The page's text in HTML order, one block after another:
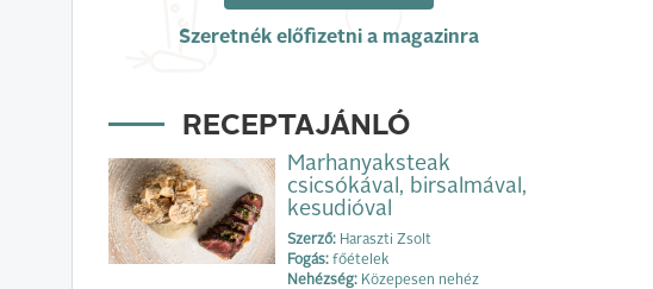
Szeretnék előfizetni a magazinra
RECEPTAJÁNLÓ
Marhanyaksteak
csicsókával, birsalmával,
kesudióval
Szerző: Haraszti Zsolt
Fogás: főételek
Nehézség: Közepesen nehéz